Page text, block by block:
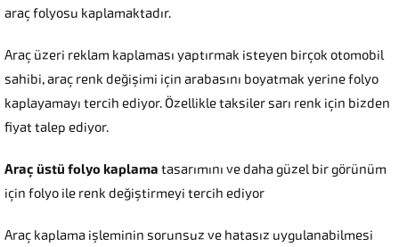
araç folyosu kaplamaktadır.
Araç üzeri reklam kaplaması yaptırmak isteyen birçok otomobil
sahibi, araç renk değişimi için arabasını boyatmak yerine folyo
kaplayamayı tercih ediyor. Özellikle taksiler sarı renk için bizden
fiyat talep ediyor.
Araç üstü folyo kaplama tasarımını ve daha güzel bir görünüm
için folyo ile renk değiştirmeyi tercih ediyor
Araç kaplama işleminin sorunsuz ve hatasız uygulanabilmesi